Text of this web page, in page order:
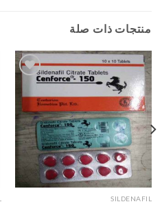
منتجات ذات صلة
wishlist
SILDENAFIL